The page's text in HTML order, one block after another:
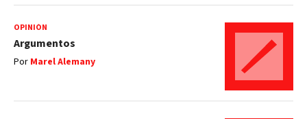
OPINIÓN
Argumentos
Por Marel Alemany